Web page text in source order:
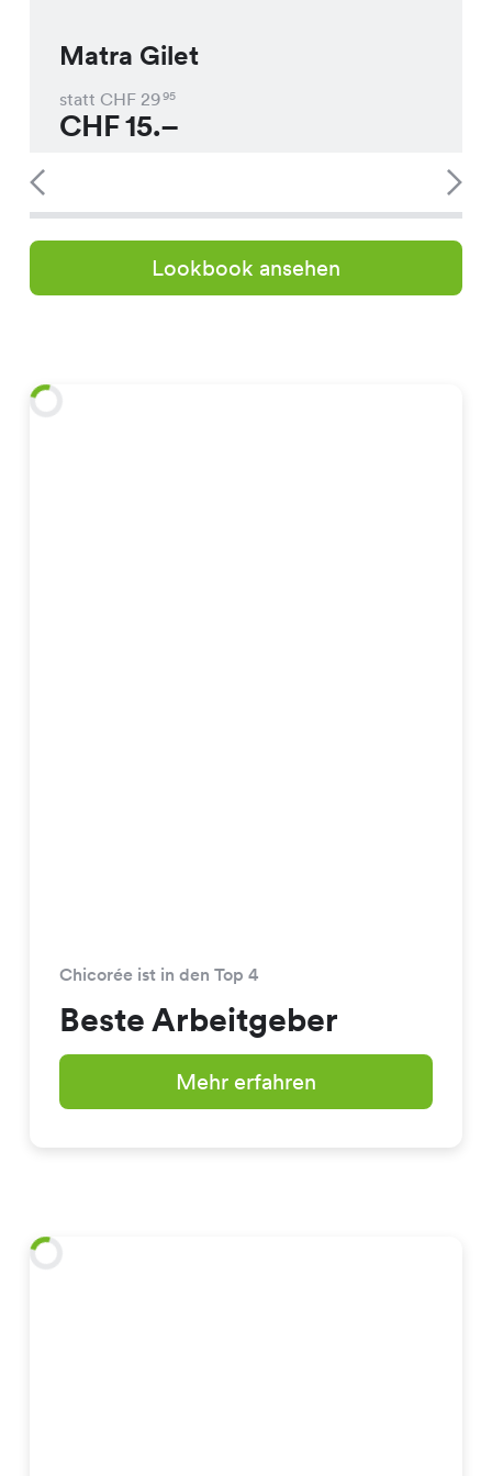
Matra Gilet
statt CHF 2995
CHF15.–
Lookbook ansehen
Chicorée ist in den Top 4
Beste Arbeitgeber
Mehr erfahren